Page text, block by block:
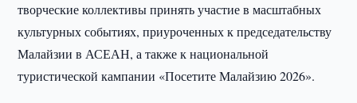
творческие коллективы принять участие в масштабных
культурных событиях, приуроченных к председательству
Малайзии в АСЕАН, а также к национальной
туристической кампании «Посетите Малайзию 2026».